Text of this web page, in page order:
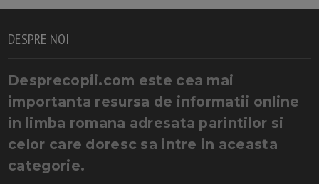
DESPRE NOI
Desprecopii.com este cea mai
importanta resursa de informatii online
in limba romana adresata parintilor si
celor care doresc sa intre in aceasta
categorie.